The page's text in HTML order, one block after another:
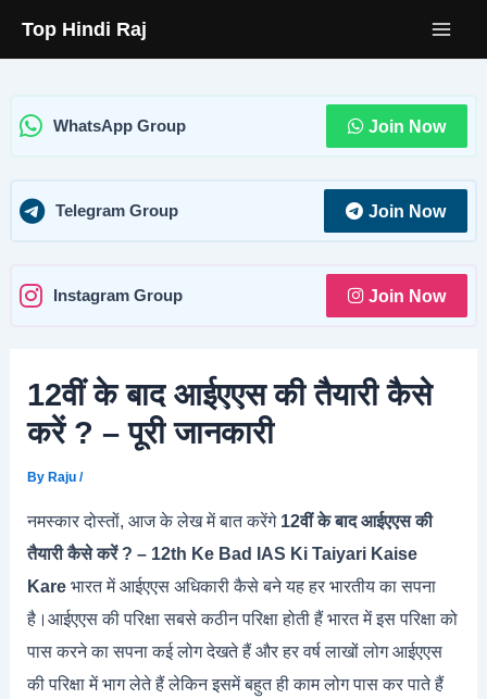
Top Hindi Raj
WhatsApp Group Join Now
Telegram Group Join Now
Instagram Group Join Now
12वीं के बाद आईएएस की तैयारी कैसे
करें ? – पूरी जानकारी
By Raju/
नमस्कार दोस्तों, आज के लेख में बात करेंगे 12वीं के बाद आईएएस की
तैयारी कैसे करें ? – 12th Ke Bad IAS Ki Taiyari Kaise
Kare भारत में आईएएस अधिकारी कैसे बने यह हर भारतीय का सपना
है।आईएएस की परिक्षा सबसे कठीन परिक्षा होती हैं भारत में इस परिक्षा को
पास करने का सपना कई लोग देखते हैं और हर वर्ष लाखों लोग आईएएस
की परिक्षा में भाग लेते हैं लेकिन इसमें बहुत ही काम लोग पास कर पाते हैं